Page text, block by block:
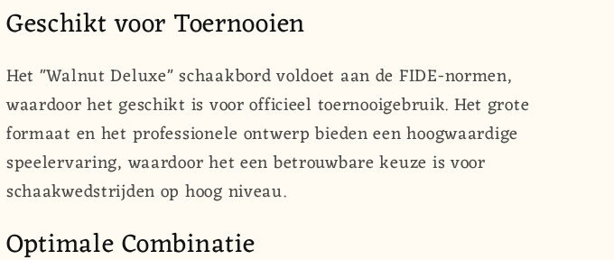
Geschikt voor Toernooien
Het "Walnut Deluxe" schaakbord voldoet aan de FIDE-normen,
waardoor het geschikt is voor officieel toernooigebruik. Het grote
formaat en het professionele ontwerp bieden een hoogwaardige
speelervaring, waardoor het een betrouwbare keuze is voor
schaakwedstrijden op hoog niveau.
Optimale Combinatie